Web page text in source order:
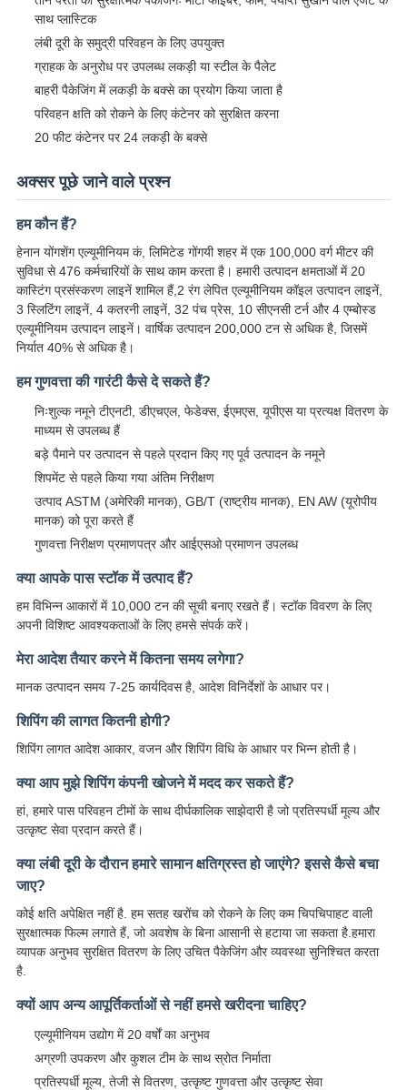
साथ प्लास्टिक
लंबी दूरी के समुद्री परिवहन के लिए उपयुक्त
ग्राहक के अनुरोध पर उपलब्ध लकड़ी या स्टील के पैलेट
बाहरी पैकेजिंग में लकड़ी के बक्से का प्रयोग किया जाता है
परिवहन क्षति को रोकने के लिए कंटेनर को सुरक्षित करना
20 फीट कंटेनर पर 24 लकड़ी के बक्से
अक्सर पूछे जाने वाले प्रश्न
हम कौन हैं?
हेनान योंगशेंग एल्यूमीनियम कं, लिमिटेड गोंगयी शहर में एक 100,000 वर्ग मीटर की
सुविधा से 476 कर्मचारियों के साथ काम करता है। हमारी उत्पादन क्षमताओं में 20
कास्टिंग प्रसंस्करण लाइनें शामिल हैं,2 रंग लेपित एल्यूमीनियम कॉइल उत्पादन लाइनें,
3 स्लिटिंग लाइनें, 4 कतरनी लाइनें, 32 पंच प्रेस, 10 सीएनसी टर्न और 4 एम्बोस्ड
एल्यूमीनियम उत्पादन लाइनें। वार्षिक उत्पादन 200,000 टन से अधिक है, जिसमें
निर्यात 40% से अधिक है।
हम गुणवत्ता की गारंटी कैसे दे सकते हैं?
निःशुल्क नमूने टीएनटी, डीएचएल, फेडेक्स, ईएमएस, यूपीएस या प्रत्यक्ष वितरण के
माध्यम से उपलब्ध हैं
बड़े पैमाने पर उत्पादन से पहले प्रदान किए गए पूर्व उत्पादन के नमूने
शिपमेंट से पहले किया गया अंतिम निरीक्षण
उत्पाद ASTM (अमेरिकी मानक), GB/T (राष्ट्रीय मानक), EN AW (यूरोपीय
मानक) को पूरा करते हैं
गुणवत्ता निरीक्षण प्रमाणपत्र और आईएसओ प्रमाणन उपलब्ध
क्या आपके पास स्टॉक में उत्पाद हैं?
हम विभिन्न आकारों में 10,000 टन की सूची बनाए रखते हैं। स्टॉक विवरण के लिए
अपनी विशिष्ट आवश्यकताओं के लिए हमसे संपर्क करें।
मेरा आदेश तैयार करने में कितना समय लगेगा?
मानक उत्पादन समय 7-25 कार्यदिवस है, आदेश विनिर्देशों के आधार पर।
शिपिंग की लागत कितनी होगी?
शिपिंग लागत आदेश आकार, वजन और शिपिंग विधि के आधार पर भिन्न होती है।
क्या आप मुझे शिपिंग कंपनी खोजने में मदद कर सकते हैं?
हां, हमारे पास परिवहन टीमों के साथ दीर्घकालिक साझेदारी है जो प्रतिस्पर्धी मूल्य और
उत्कृष्ट सेवा प्रदान करते हैं।
क्या लंबी दूरी के दौरान हमारे सामान क्षतिग्रस्त हो जाएंगे? इससे कैसे बचा
जाए?
कोई क्षति अपेक्षित नहीं है. हम सतह खरोंच को रोकने के लिए कम चिपचिपाहट वाली
सुरक्षात्मक फिल्म लगाते हैं, जो अवशेष के बिना आसानी से हटाया जा सकता है.हमारा
व्यापक अनुभव सुरक्षित वितरण के लिए उचित पैकेजिंग और व्यवस्था सुनिश्चित करता
है.
क्यों आप अन्य आपूर्तिकर्ताओं से नहीं हमसे खरीदना चाहिए?
एल्यूमीनियम उद्योग में 20 वर्षों का अनुभव
अग्रणी उपकरण और कुशल टीम के साथ स्रोत निर्माता
प्रतिस्पर्धी मूल्य, तेजी से वितरण, उत्कृष्ट गुणवत्ता और उत्कृष्ट सेवा